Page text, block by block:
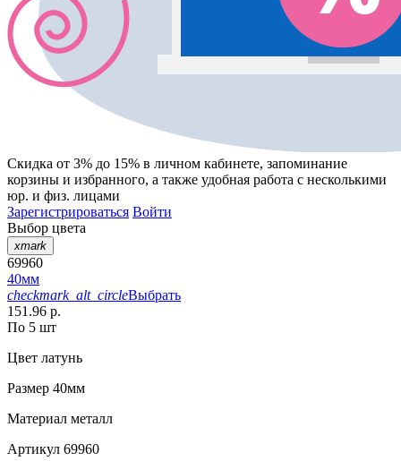
Скидка от 3% до 15% в личном кабинете, запоминание
корзины и избранного, а также удобная работа с несколькими
юр. и физ. лицами
Зарегистрироваться Войти
Выбор цвета
xmark
69960
40мм
checkmark_alt_circleВыбрать
151.96 р.
По 5 шт
Цвет латунь
Размер 40мм
Материал металл
Артикул 69960